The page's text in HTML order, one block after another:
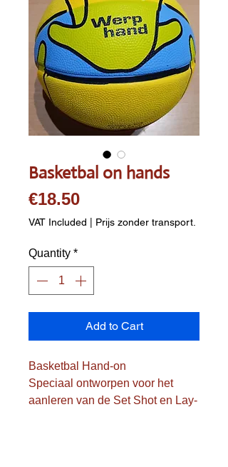
Basketbal on hands
€18.50Price
VAT Included | Prijs zonder transport.
Quantity *
Add to Cart
Basketbal Hand-on
Speciaal ontworpen voor het
aanleren van de Set Shot en Lay-